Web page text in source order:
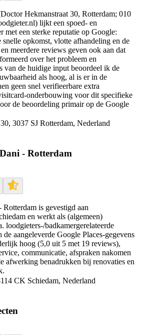
Hekmanstraat 30, Rotterdam; 010
lijkt een spoed- en
met een sterke reputatie op Google:
opkomst, vlotte afhandeling en de
meerdere reviews geven ook aan dat
over het probleem en
van de huidige input beoordeel ik de
als hoog, al is er in de
geen snel verifieerbare extra
onderbouwing voor dit specifieke
de beoordeling primair op de Google
3037 SJ Rotterdam, Nederland
- Rotterdam
is gevestigd aan
en werkt als (algemeen)
loodgieters-/badkamergerelateerde
aangeleverde Google Places-gegevens
hoog (5,0 uit 5 met 19 reviews),
communicatie, afspraken nakomen
afwerking benadrukken bij renovaties en
CK Schiedam, Nederland